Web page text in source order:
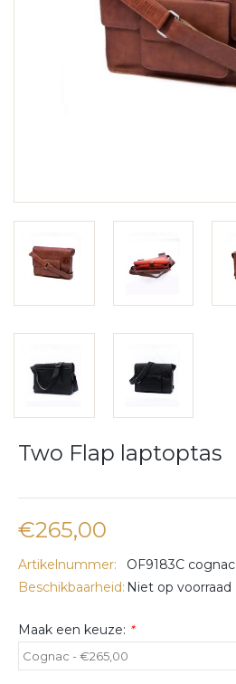
Two Flap laptoptas
€265,00
Artikelnummer:
OF9183C cognac
Beschikbaarheid: Niet op voorraad
Maak een keuze: *